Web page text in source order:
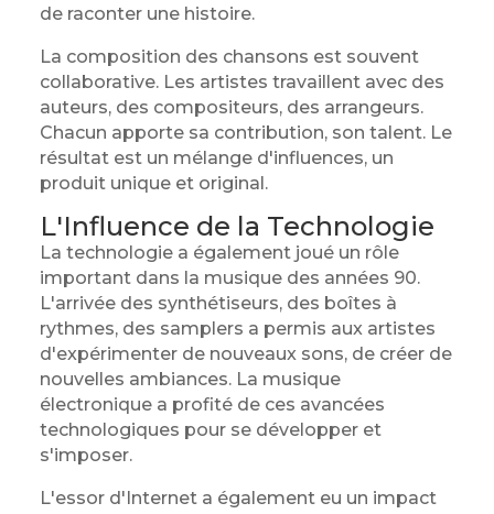
de raconter une histoire.
La composition des chansons est souvent
collaborative. Les artistes travaillent avec des
auteurs, des compositeurs, des arrangeurs.
Chacun apporte sa contribution, son talent. Le
résultat est un mélange d'influences, un
produit unique et original.
L'Influence de la Technologie
La technologie a également joué un rôle
important dans la musique des années 90.
L'arrivée des synthétiseurs, des boîtes à
rythmes, des samplers a permis aux artistes
d'expérimenter de nouveaux sons, de créer de
nouvelles ambiances. La musique
électronique a profité de ces avancées
technologiques pour se développer et
s'imposer.
L'essor d'Internet a également eu un impact